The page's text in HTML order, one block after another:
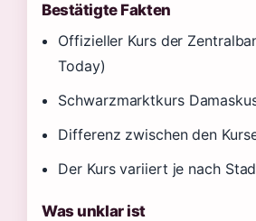
Bestätigte Fakten
Offizieller Kurs der
Today)
Schwarzmarktkurs
Differenz zwischen den
Der Kurs variiert je nach
Was unklar ist